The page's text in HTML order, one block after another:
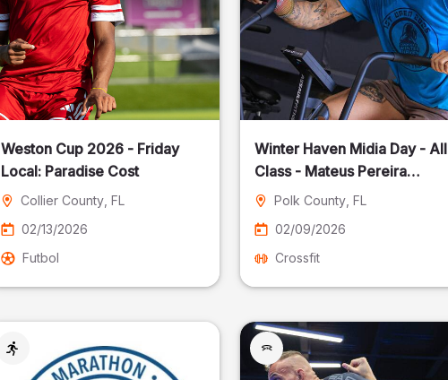
Weston Cup 2026 - Friday
Local: Paradise Cost
Collier County, FL
02/13/2026
Futbol
Winter Haven Midia Day - All
Class - Mateus Pereira
Fotografia
Polk County , FL
02/09/2026
Crossfit